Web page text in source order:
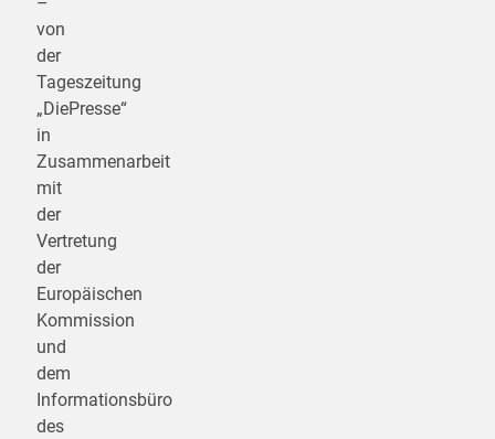
von
der
Tageszeitung
„DiePresse“
in
Zusammenarbeit
mit
der
Vertretung
der
Europäischen
Kommission
und
dem
Informationsbüro
des